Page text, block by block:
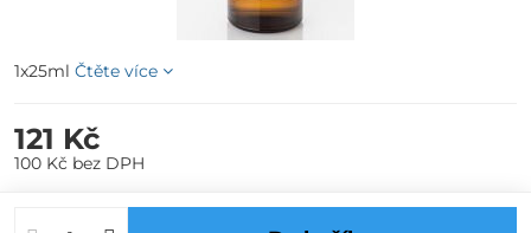
1x25ml Čtěte více
121 Kč
100 Kč bez DPH